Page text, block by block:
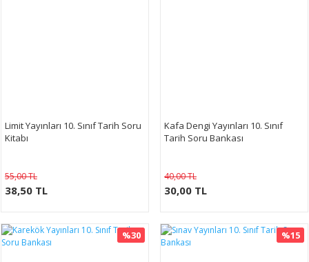
Limit Yayınları 10. Sınıf Tarih Soru
Kitabı
55,00 TL
38,50 TL
Kafa Dengi Yayınları 10. Sınıf
Tarih Soru Bankası
40,00 TL
30,00 TL
%30 %15